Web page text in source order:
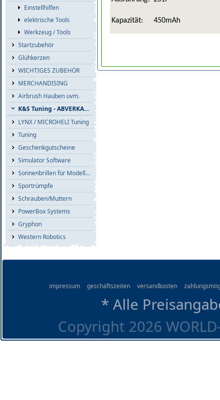
Einstellhilfen
elektrische Tools
Werkzeug / Tools
Startzubehör
Glühkerzen
WICHTIGES ZUBEHÖR
MERCHANDISING
Airbrush Hauben uvm.
K&S Tuning - ABVERKAUF
LYNX / MICROHELI Tuning
Tuning
Geschenkgutscheine
Simulator Software
Sonnenbrillen für Modellflieger
Sportrümpfe
Schrauben/Muttern
PowerBox Systems
Gryphon
Western Robotics
Kapazität: 450mAh
impressum geschäftszeiten versandkosten
* Alle
Copyright 2026